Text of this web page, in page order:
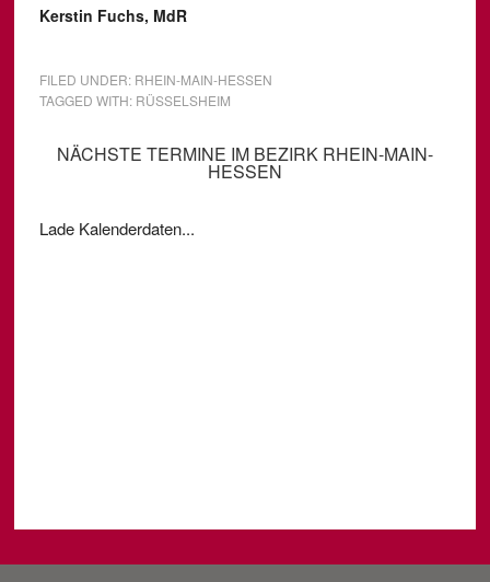
Kerstin Fuchs, MdR
FILED UNDER: RHEIN-MAIN-HESSEN
TAGGED WITH: RÜSSELSHEIM
NÄCHSTE TERMINE IM BEZIRK RHEIN-MAIN-
HESSEN
Lade Kalenderdaten...